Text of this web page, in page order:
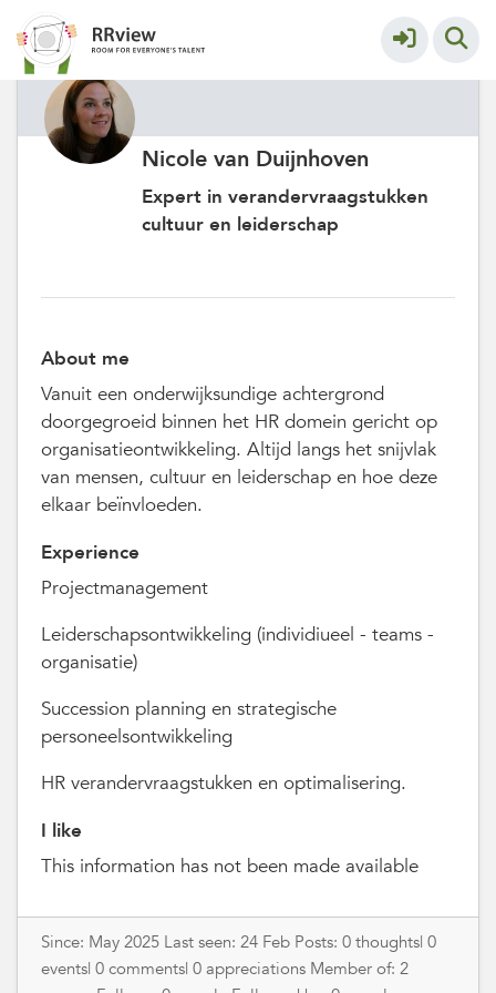
Nicole van Duijnhoven
Expert in verandervraagstukken
cultuur en leiderschap
About me
Vanuit een onderwijksundige achtergrond
doorgegroeid binnen het HR domein gericht op
organisatieontwikkeling. Altijd langs het snijvlak
van mensen, cultuur en leiderschap en hoe deze
elkaar beïnvloeden.
Experience
Projectmanagement
Leiderschapsontwikkeling (individiueel - teams -
organisatie)
Succession planning en strategische
personeelsontwikkeling
HR verandervraagstukken en optimalisering.
I like
This information has not been made available
Since: May 2025 Last seen: 24 Feb Posts: 0 thoughts| 0
events| 0 comments| 0 appreciations Member of: 2